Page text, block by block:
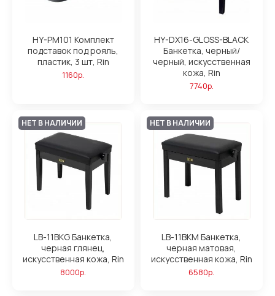
HY-PM101 Комплект
подставок под рояль,
пластик, 3 шт, Rin
1160р.
HY-DX16-GLOSS-BLACK
Банкетка, черный/
черный, искусственная
кожа, Rin
7740р.
НЕТ В НАЛИЧИИ
LB-11BKG Банкетка,
черная глянец,
искусственная кожа, Rin
8000р.
НЕТ В НАЛИЧИИ
LB-11BKM Банкетка,
черная матовая,
искусственная кожа, Rin
6580р.